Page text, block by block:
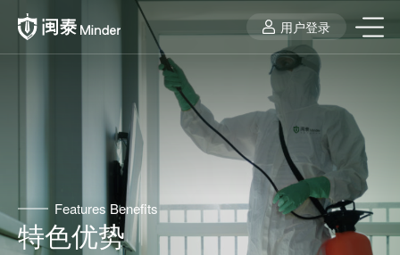
用户登录
Features Benefits
特色优势